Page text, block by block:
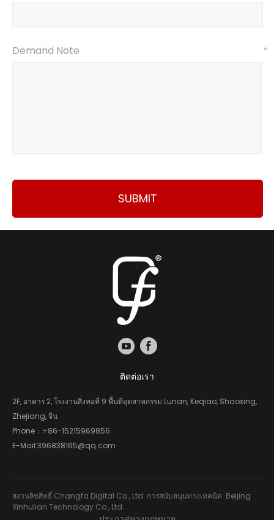
Demand Note *
SUBMIT
ติดต่อเรา
2F, อาคาร 2, โรงงานสิ่งทอที่ 9 พื้นที่อุตสาหกรรม Lunan, Keqiao, Shaoxing,
Zhejiang, จีน
Phone： +86-15215969856
E-Mail:396838165@qq.com
สงวนลิขสิทธิ์ Changfa Digital Co., Ltd. การสนับสนุนทางเทคนิค: Beijing
Xinhulian Technology Co., Ltd.